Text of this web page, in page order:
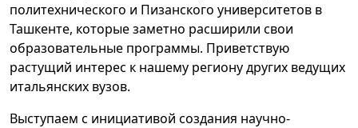
политехнического и Пизанского университетов в
Ташкенте, которые заметно расширили свои
образовательные программы. Приветствую
растущий интерес к нашему региону других ведущих
итальянских вузов.
Выступаем с инициативой создания научно-